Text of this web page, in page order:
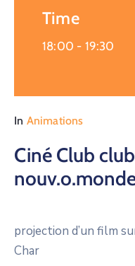
Time
18:00 - 19:30
In Animations
Ciné Club
projection d’un film
Char